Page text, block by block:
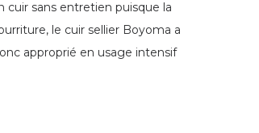
cuir sans entretien puisque la
le cuir sellier Boyoma a
approprié en usage intensif